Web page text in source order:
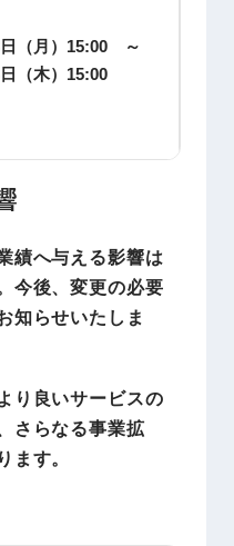
日（月）15:00 ～
（木）15:00
績へ与える影響は
今後、変更の必要
知らせいたしま
り良いサービスの
さらなる事業拡
ます。